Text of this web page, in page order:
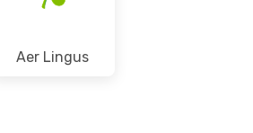
Aer Lingus